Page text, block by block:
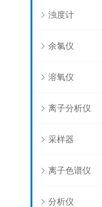
浊度计
余氯仪
溶氧仪
离子分析仪
采样器
离子色谱仪
分析仪